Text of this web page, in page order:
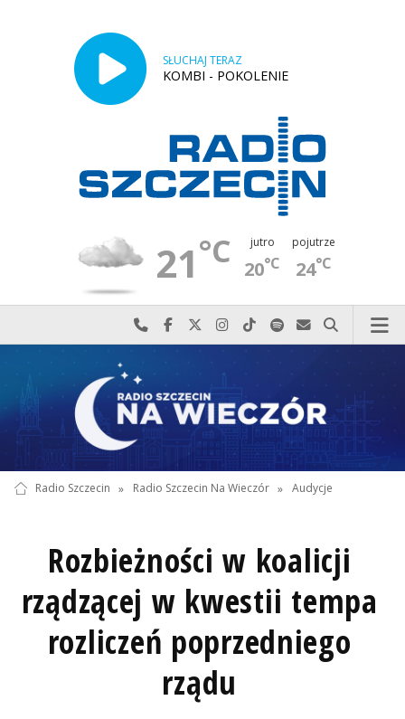
SŁUCHAJ TERAZ
KOMBI - POKOLENIE
21°C jutro
20°C
pojutrze
24°C
Najlepiej po prostu do nas zadzwoń
Odwiedź nas na Facebook-u
Odwiedź nas na X
Odwiedź nas na Instagram-ie
Odwiedź nas na TikTok-u
Szukaj nas na Spotify
Wyślij do nas
Szukaj
Radio Szczecin » Radio Szczecin Na Wieczór » Audycje
Rozbieżności w koalicji
rządzącej w kwestii tempa
rozliczeń poprzedniego
rządu